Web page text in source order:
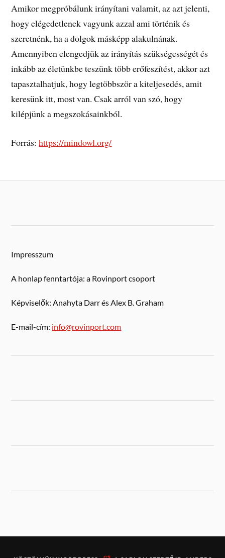
Amikor megpróbálunk irányítani valamit, az azt jelenti,
hogy elégedetlenek vagyunk azzal ami történik és
szeretnénk, ha a dolgok másképp alakulnának.
Amennyiben elengedjük az irányítás szükségességét és
inkább az életünkbe teszünk több erőfeszítést, akkor azt
tapasztalhatjuk, hogy legtöbbször a kiteljesedés, amit
keresünk itt, most van. Csak arról van szó, hogy
kilépjünk a megszokásainkból.
Forrás:https://mindowl.org/
Impresszum
A honlap fenntartója: a Rovinport csoport
Képviselők: Anahyta Darr és Alex B. Graham
E-mail-cím: info@rovinport.com